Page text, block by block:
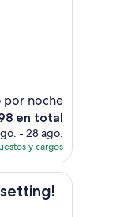
por noche
en total
- 28 ago.
y cargos
creation!